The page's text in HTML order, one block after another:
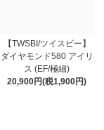
【TWSBI/ツイスビー】
ダイヤモンド580 アイリ
ス (EF/極細)
20,900円(税1,900円)